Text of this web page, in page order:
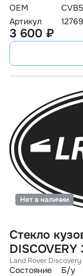
OEM
Артикул
12769
3 600 ₽
Стекло
Land Rover
Состояние
Б/у
Нет в наличии